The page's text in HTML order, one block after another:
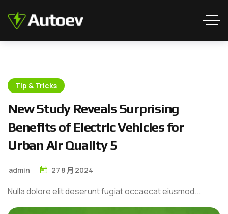
Tip & Tricks
NewStudy Reveals Surprising
Benefits of ElectricVehicles for
Urban Air Quality 5
admin 27 8 月 2024
Nulla dolore elit deserunt fugiat occaecat eiusmod...